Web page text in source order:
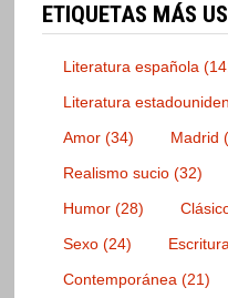
ETIQUETAS MÁS
Literatura española
Literatura
Amor(34) Madrid
Realismo sucio(32)
Humor(28)
Sexo(24)
Contemporánea(21)